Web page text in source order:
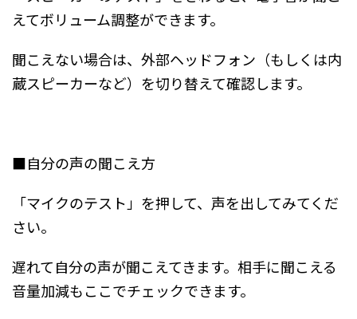
えてボリューム調整ができます。
聞こえない場合は、外部ヘッドフォン（もしくは内
蔵スピーカーなど）を切り替えて確認します。
■自分の声の聞こえ方
「マイクのテスト」を押して、声を出してみてくだ
さい。
遅れて自分の声が聞こえてきます。相手に聞こえる
音量加減もここでチェックできます。